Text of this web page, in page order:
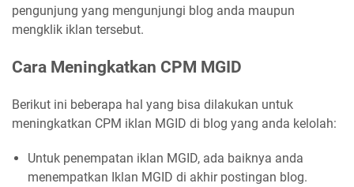
pengunjung yang mengunjungi blog anda maupun
mengklik iklan tersebut.
Cara Meningkatkan CPM MGID
Berikut ini beberapa hal yang bisa dilakukan untuk
meningkatkan CPM iklan MGID di blog yang anda kelolah:
Untuk penempatan iklan MGID, ada baiknya anda
menempatkan Iklan MGID di akhir postingan blog.